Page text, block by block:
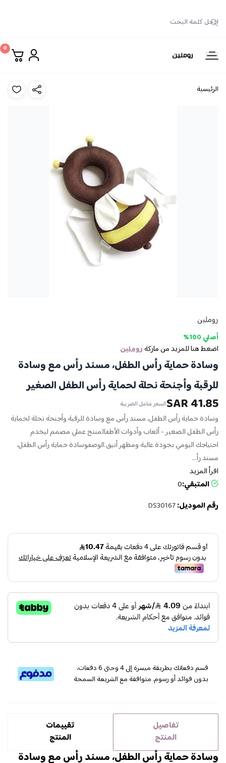
روملين
0
الرئيسية
روملين
أصلي 100%
اضغط هنا للمزيد من ماركةروملين
وسادة حماية رأس الطفل، مسند رأس مع وسادة
للرقبة وأجنحة نحلة لحماية رأس الطفل الصغير
41.85 SAR السعر شامل الضريبة
وسادة حماية رأس الطفل، مسند رأس مع وسادة للرقبة وأجنحة نحلة لحماية
رأس الطفل الصغير - ألعاب وأدوات الأطفالمنتج عملي مصمم ليخدم
احتياجك اليومي بجودة عالية ومظهر أنيق.الوصفوسادة حماية رأس الطفل،
مسند رأ...
اقرأ المزيد
المتبقي:0
رقم الموديل:DS30167
قسم دفعاتك بطريقة ميسرة إلى 4 وحتى 6 دفعات،
بدون فوائد أو رسوم. متوافقة مع الشريعة السمحة
تفاصيل
المنتج
تقييمات
المنتج
وسادة حماية رأس الطفل، مسند رأس مع وسادة